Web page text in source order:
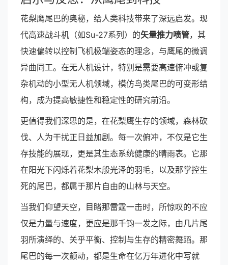
花梨鹰尾巴的奥秘，给人类科技带来了深远启发。现
代高速战斗机（如Su-27系列）的矢量推力喷管，其
快速偏转以控制飞机极端姿态的理念，与鹰尾的微调
异曲同工。在无人机设计，特别是需要高速俯冲或复
杂机动的小型无人机领域，模仿鸟类尾巴的可变形结
构，成为提高敏捷性和稳定性的研究前沿。
更值得我们深思的是，在花梨鹰生存的领域，森林砍
伐、人为干扰正日益加剧。每一次俯冲，不仅是它生
存技能的展现，更是其生态系统健康的晴雨表。它那
在阳光下闪烁着花梨木般光泽的羽毛，以及那掌控生
死的尾巴，都属于那片自由的山林与天空。
当我们仰望天空，目睹那雷霆一击时，所惊叹的不应
仅是力量与速度，更应是那千钧一发之际，由几片尾
羽所演绎的、关乎平衡、控制与生存的精密舞蹈。那
尾巴的每一次颤动，都是生命在亿万年进化中写就